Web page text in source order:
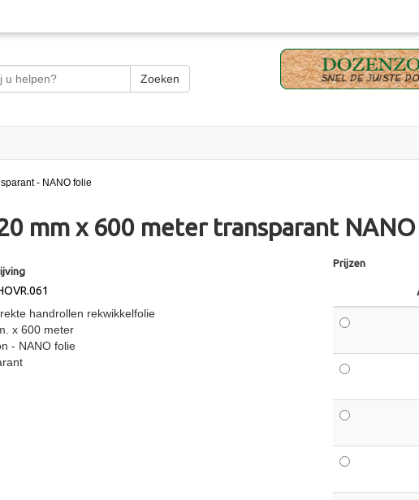
Zoeken
- NANO folie
mm x 600 meter transparant
handrollen rekwikkelfolie
x 600 meter
- NANO folie
Prijzen